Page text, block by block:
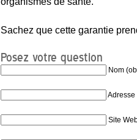
Sachez que cette garantie
Posez votre question
Nom
Site